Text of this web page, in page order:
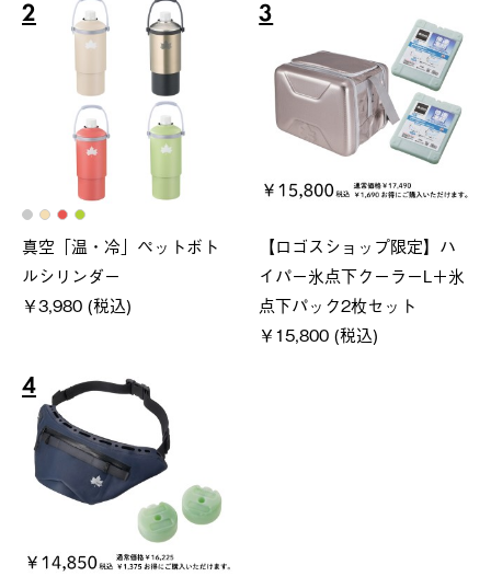
2
真空「温・冷」ペットボト
ルシリンダー
￥3,980 (税込)
3
【ロゴスショップ限定】ハ
イパー氷点下クーラーL＋氷
点下パック2枚セット
￥15,800 (税込)
4